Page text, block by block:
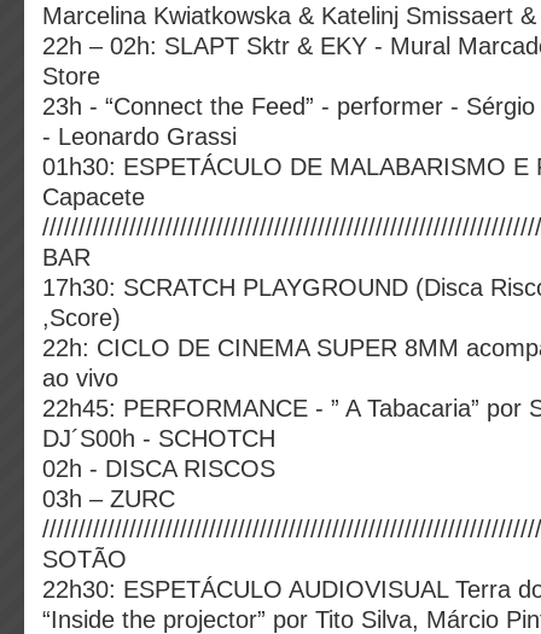
Marcelina Kwiatkowska & Katelinj Smissaert
22h – 02h: SLAPT Sktr & EKY - Mural
Store
23h - “Connect the Feed” - performer -
- Leonardo Grassi
01h30: ESPETÁCULO DE MALABARISMO E
Capacete
BAR
17h30: SCRATCH PLAYGROUND (Disca
,Score)
22h: CICLO DE CINEMA SUPER 8MM
ao vivo
22h45: PERFORMANCE - ” A Tabacaria” por
DJ´S00h - SCHOTCH
02h - DISCA RISCOS
03h – ZURC
SOTÃO
22h30: ESPETÁCULO AUDIOVISUAL Terra
“Inside the projector” por Tito Silva, Márcio